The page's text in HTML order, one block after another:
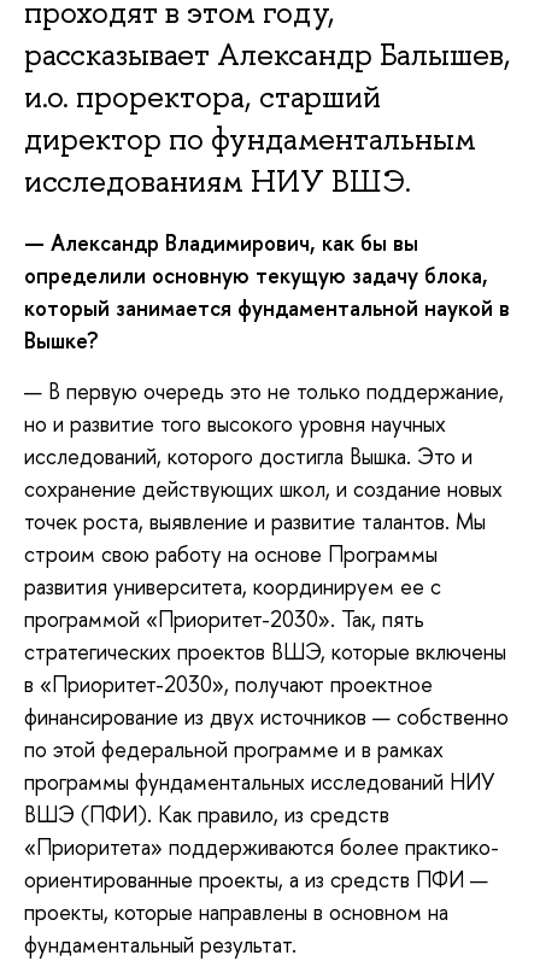
проходят в этом году,
рассказывает Александр Балышев,
и.о. проректора, старший
директор по фундаментальным
исследованиям НИУ ВШЭ.
— Александр Владимирович, как бы вы
определили основную текущую задачу блока,
который занимается фундаментальной наукой в
Вышке?
— В первую очередь это не только поддержание,
но и развитие того высокого уровня научных
исследований, которого достигла Вышка. Это и
сохранение действующих школ, и создание новых
точек роста, выявление и развитие талантов. Мы
строим свою работу на основе Программы
развития университета, координируем ее с
программой «Приоритет-2030». Так, пять
стратегических проектов ВШЭ, которые включены
в «Приоритет-2030», получают проектное
финансирование из двух источников — собственно
по этой федеральной программе и в рамках
программы фундаментальных исследований НИУ
ВШЭ (ПФИ). Как правило, из средств
«Приоритета» поддерживаются более практико-
ориентированные проекты, а из средств ПФИ —
проекты, которые направлены в основном на
фундаментальный результат.